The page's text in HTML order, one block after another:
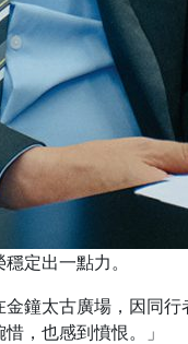
定出一點力。
鐘太古廣場，因同
，也感到憤恨。」